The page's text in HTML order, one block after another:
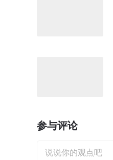
参与评论